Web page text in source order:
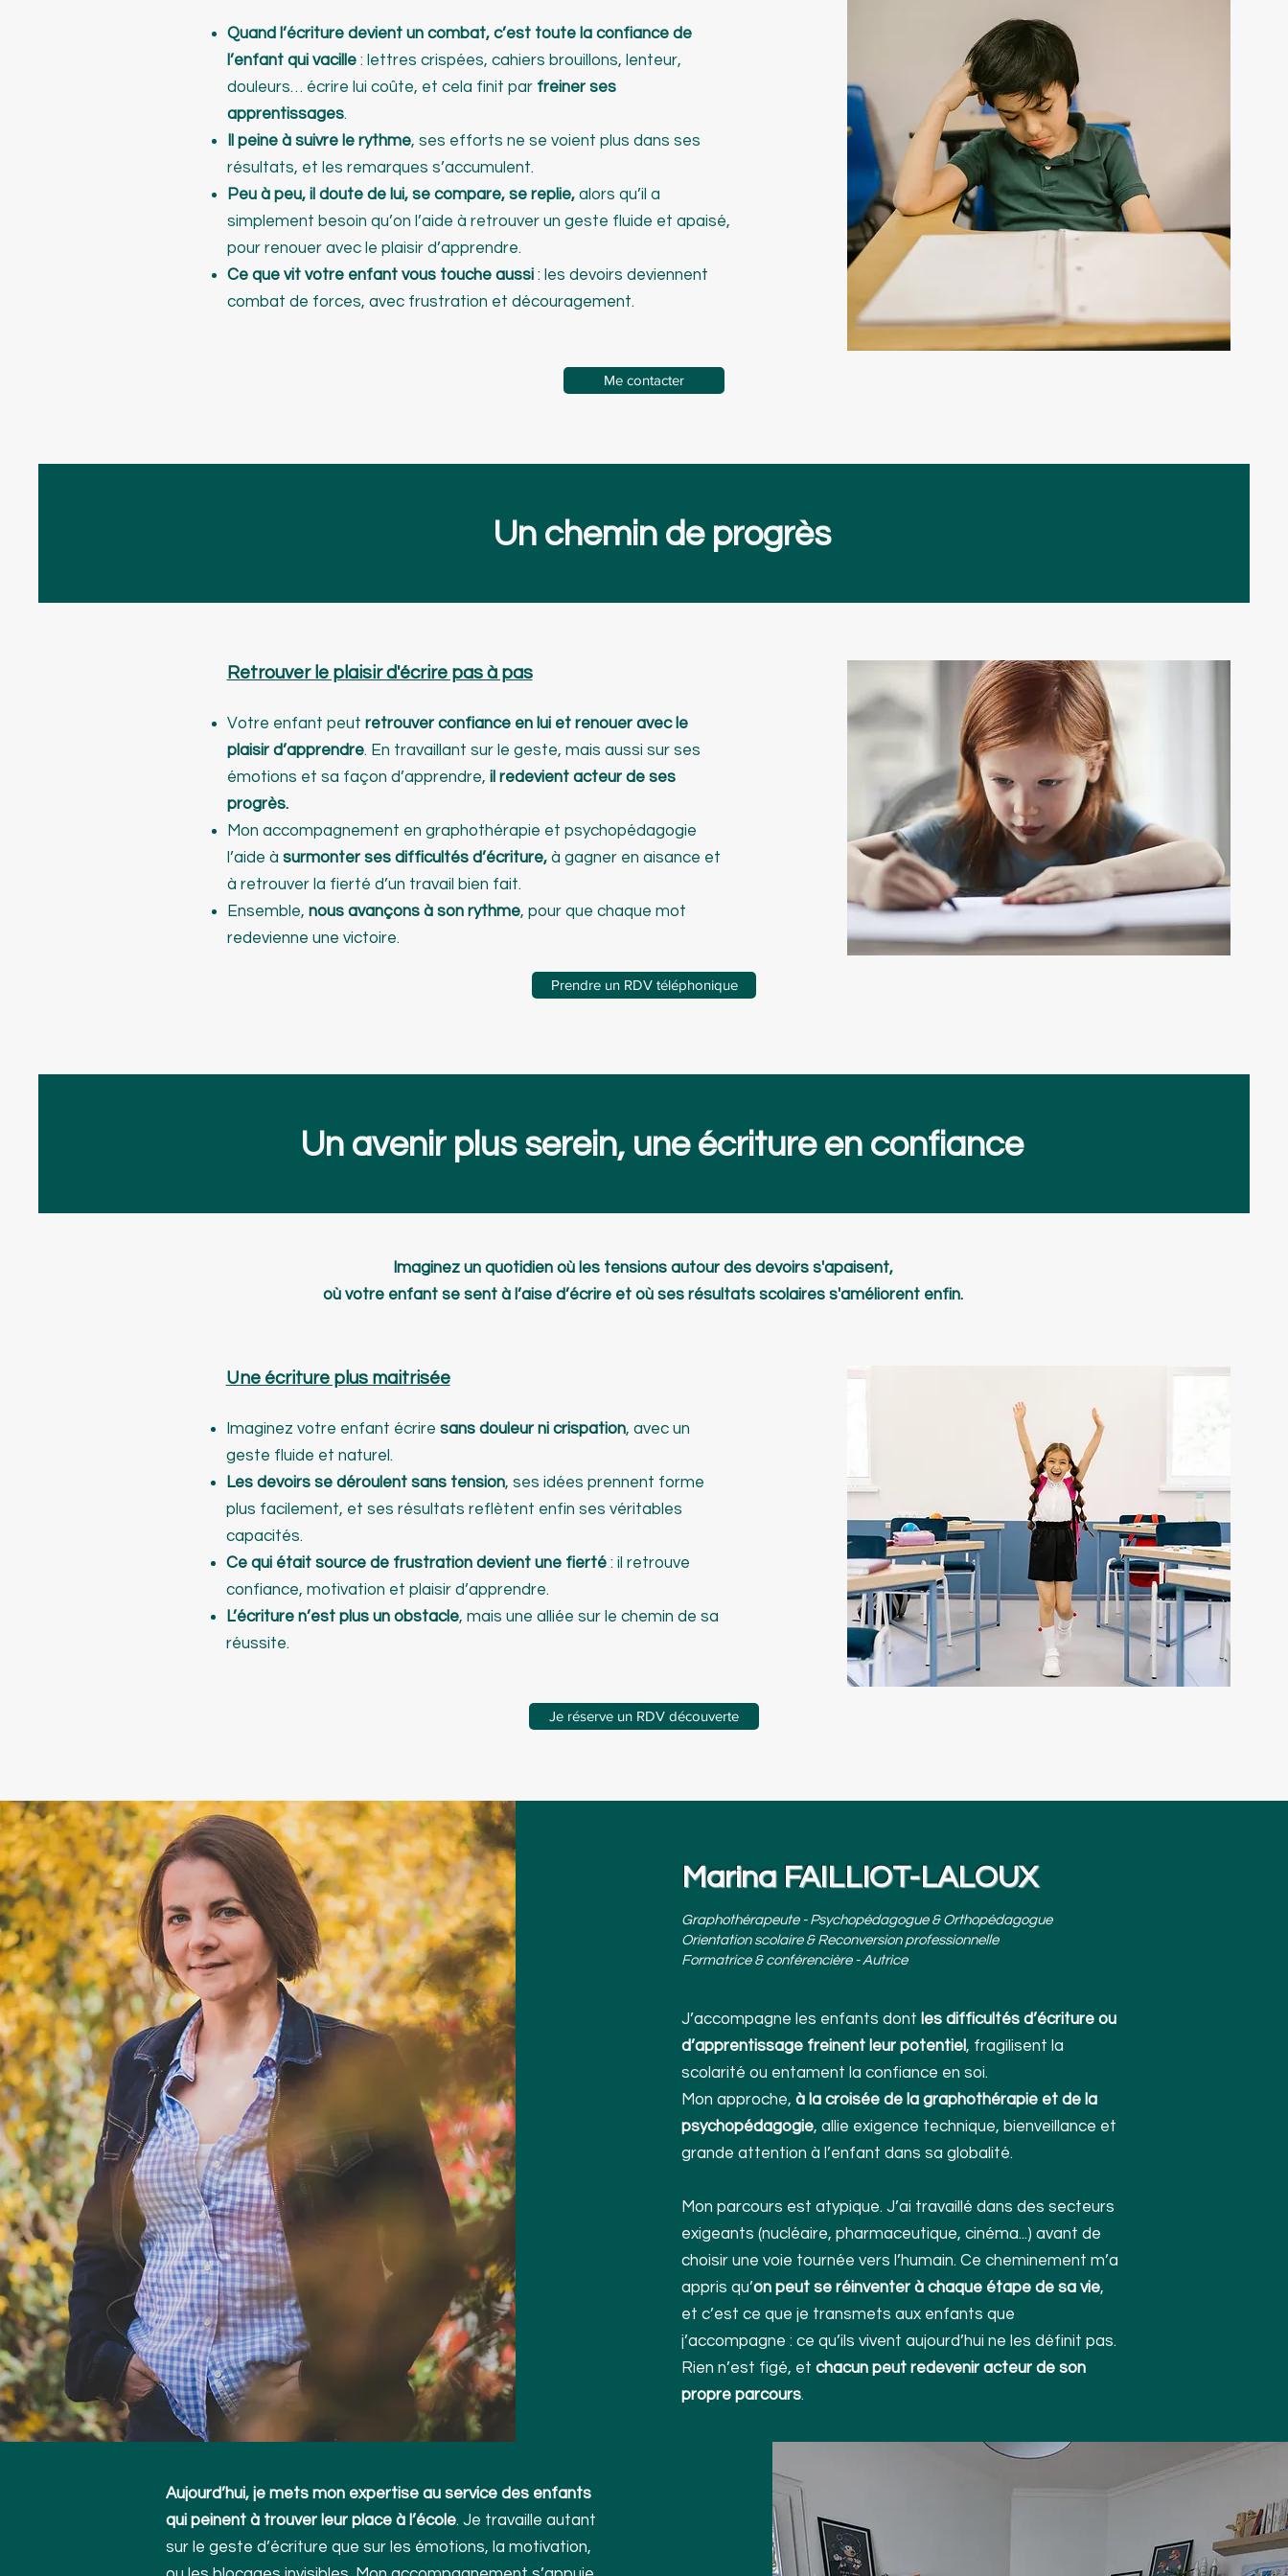
Quand l’écriture devient un combat, c’est toute la confiance de
l’enfant qui vacille: lettres crispées, cahiers brouillons, lenteur,
douleurs… écrire lui coûte, et cela finit par freiner ses
apprentissages.
Il peine à suivre le rythme, ses efforts ne se voient plus dans ses
résultats, et les remarques s’accumulent.
Peu à peu, il doute de lui, se compare, se replie, alors qu’il a
simplement besoin qu’on l’aide à retrouver un geste fluide et apaisé,
pour renouer avec le plaisir d’apprendre.
Ce que vit votre enfant vous touche aussi : les devoirs deviennent
combat de forces, avec frustration et découragement.
Me contacter
Un chemin de progrès
Retrouver le plaisir d'écrire pas à pas
Votre enfant peut retrouver confiance en lui et renouer avec le
plaisir d’apprendre. En travaillant sur le geste, mais aussi sur ses
émotions et sa façon d’apprendre, il redevient acteur de ses
progrès.
Mon accompagnement en graphothérapie et psychopédagogie
l’aide à surmonter ses difficultés d’écriture,à gagner en aisance et
à retrouver la fierté d’un travail bien fait.
Ensemble, nous avançons à son rythme, pour que chaque mot
redevienne une victoire.
Prendre un RDV téléphonique
Un avenir plus serein, une écriture en confiance
Imaginez un quotidien où les tensions autour des devoirs s'apaisent,
où votre enfant se sent à l’aise d’écrire et où ses résultats scolaires s'améliorent enfin.
Une écriture plus maitrisée
Imaginez votre enfant écrire sans douleur ni crispation, avec un
geste fluide et naturel.
Les devoirs se déroulent sans tension, ses idées prennent forme
plus facilement, et ses résultats reflètent enfin ses véritables
capacités.
Ce qui était source de frustration devient une fierté: il retrouve
confiance, motivation et plaisir d’apprendre.
L’écriture n’est plus un obstacle, mais une alliée sur le chemin de sa
réussite.
Je réserve un RDV découverte
Marina FAILLIOT-LALOUX
Graphothérapeute - Psychopédagogue & Orthopédagogue
Orientation scolaire & Reconversion professionnelle
Formatrice & conférencière - Autrice
J’accompagne les enfants dont les difficultés d’écriture ou
d’apprentissage freinent leur potentiel, fragilisent la
scolarité ou entament la confiance en soi.
Mon approche, à la croisée de la graphothérapie et de la
psychopédagogie, allie exigence technique, bienveillance et
grande attention à l’enfant dans sa globalité.
Mon parcours est atypique. J’ai travaillé dans des secteurs
exigeants (nucléaire, pharmaceutique, cinéma...) avant de
choisir une voie tournée vers l’humain. Ce cheminement m’a
appris qu’on peut se réinventer à chaque étape de sa vie,
et c’est ce que je transmets aux enfants que
j’accompagne : ce qu’ils vivent aujourd’hui ne les définit pas.
Rien n’est figé, et chacun peut redevenir acteur de son
propre parcours.
Aujourd’hui, je mets mon expertise au service des enfants
qui peinent à trouver leur place à l’école. Je travaille autant
sur le geste d’écriture que sur les émotions, la motivation,